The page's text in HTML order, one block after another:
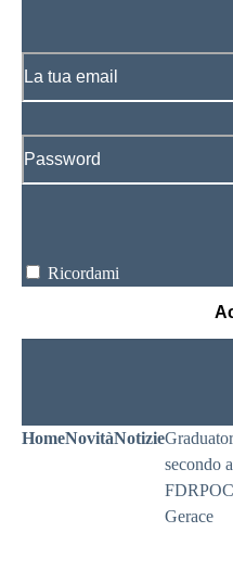
Ricordami
HomeNovitàNotizie
secondo
Gerace